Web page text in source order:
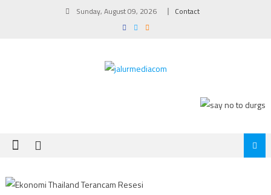
Sunday, August 09, 2026 Contact